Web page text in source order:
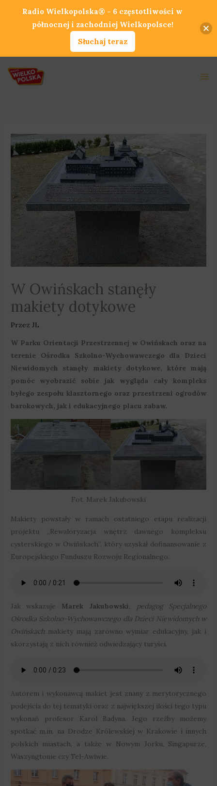
W Owińskach stanęły
makiety dotykowe
Przez JL
W Parku Orientacji Przestrzennej w Owińskach oraz na
terenie Ośrodka Szkolno-Wychowawczego dla Dzieci
Niewidomych stanęły makiety dotykowe, które mają
pomóc wyobrazić sobie jak wygląda cały kompleks
byłego zespołu klasztornego oraz przestrzeni ogrodów
barokowych, jak i edukacyjnego placu zabaw.
Fot. Marek Jakubowski
Makiety powstały w ramach ostatniego etapu realizacji
projektu „Rewaloryzacja wnętrz dawnego kompleksu
cysterskiego w Owińskach”, który uzyskał dofinansowanie z
Europejskiego Funduszu Rozwoju Regionalnego.
Jak wskazuje Marek Jakubowski, pedagog Specjalnego
Ośrodka Szkolno-Wychowawczego dla Dzieci Niewidomych w
Owińskachmakiety mają zarówno wymiar edukacyjny, jak i
skorzystają z nich również odwiedzający turyści.
Autorem i wykonawcą makiet jest znany z merytorycznego
podejścia do tej tematyki oraz z największej ilości tego typu
wykonań profesor Karol Badyna. Jego rzeźby możemy
spotkać m.in. na Drodze Królewskiej w Krakowie i innych
polskich miastach, a także w Nowym Jorku, Singapurze,
Waszyngtonie czy Tel-Awiwie.
Radio Wielkopolska® - 6 częstotliwości w
północnej i zachodniej Wielkopolsce!
Słuchaj teraz